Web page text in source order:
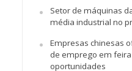
Setor de máquinas
média industrial no
Empresas chinesas
de emprego em
oportunidades